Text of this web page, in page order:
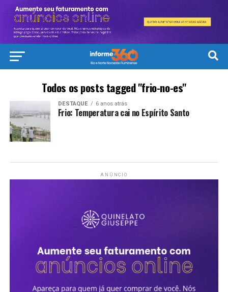
Todos os posts tagged "frio-no-es"
DESTAQUE 6 anos atrás
Frio: Temperatura cai no Espírito Santo
ANÚNCIO